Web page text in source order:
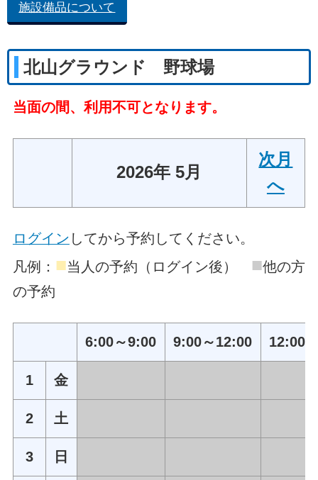
施設備品について
北山グラウンド 野球場
当面の間、利用不可となります。
2026年 5月
次月
へ
ログイン してから予約してください。
凡例： ■当人の予約（ログイン後） ■他の方
の予約
6:00～9:00 9:00～12:00 12:00
1 金
2 土
3 日